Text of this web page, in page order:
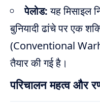
पेलोड:यह मिसाइल
बुनियादी ढांचे पर एक
(Conventional
तैयार की गई है।
परिचालन महत्व और